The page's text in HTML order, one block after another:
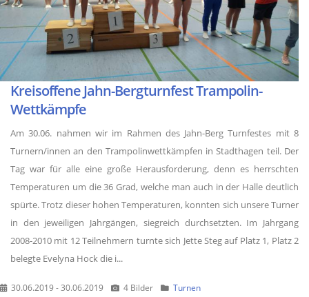
Kreisoffene Jahn-Bergturnfest Trampolin-
Wettkämpfe
Am 30.06. nahmen wir im Rahmen des Jahn-Berg Turnfestes mit 8
Turnern/innen an den Trampolinwettkämpfen in Stadthagen teil. Der
Tag war für alle eine große Herausforderung, denn es herrschten
Temperaturen um die 36 Grad, welche man auch in der Halle deutlich
spürte. Trotz dieser hohen Temperaturen, konnten sich unsere Turner
in den jeweiligen Jahrgängen, siegreich durchsetzten. Im Jahrgang
2008-2010 mit 12 Teilnehmern turnte sich Jette Steg auf Platz 1, Platz 2
belegte Evelyna Hock die i...
30.06.2019 - 30.06.2019 4 Bilder Turnen